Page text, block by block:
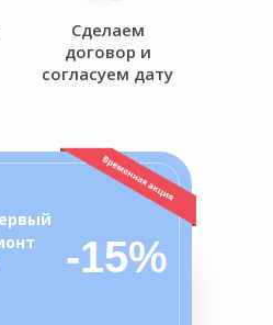
-15%
Сделаем
договор и
согласуем дату